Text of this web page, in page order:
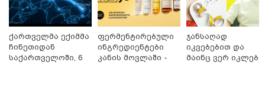
მკითხველის რჩევით
ქართველმა ექიმმა
ჩინეთიდან
საქართველოში, 6
ფერმენტირებული
ინგრედიენტები
კანის მოვლაში -
ჯანსაღად
იკვებებით და
მაინც ვერ იკლებთ